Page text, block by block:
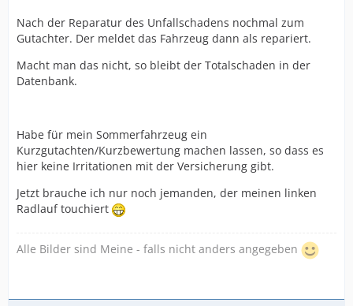
Nach der Reparatur des Unfallschadens nochmal zum
Gutachter. Der meldet das Fahrzeug dann als repariert.
Macht man das nicht, so bleibt der Totalschaden in der
Datenbank.
Habe für mein Sommerfahrzeug ein
Kurzgutachten/Kurzbewertung machen lassen, so dass es
hier keine Irritationen mit der Versicherung gibt.
Jetzt brauche ich nur noch jemanden, der meinen linken
Radlauf touchiert
Alle Bilder sind Meine - falls nicht anders angegeben